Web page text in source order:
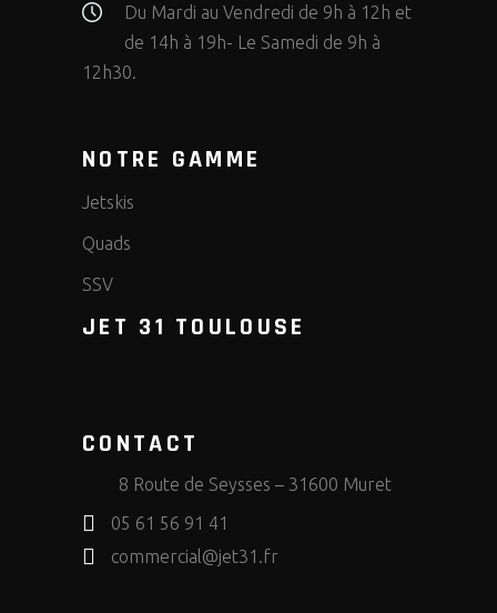
Du Mardi au Vendredi de 9h à 12h et
de 14h à 19h- Le Samedi de 9h à
12h30.
NOTRE GAMME
Jetskis
Quads
SSV
JET 31 TOULOUSE
CONTACT
8 Route de Seysses – 31600 Muret
05 61 56 91 41
commercial@jet31.fr